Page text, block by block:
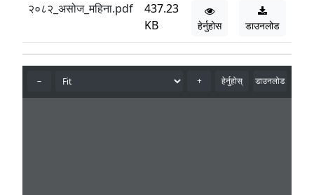
२०८२_असोज_महिना.pdf
437.23
KB
हेर्नुहोस डाउनलोड